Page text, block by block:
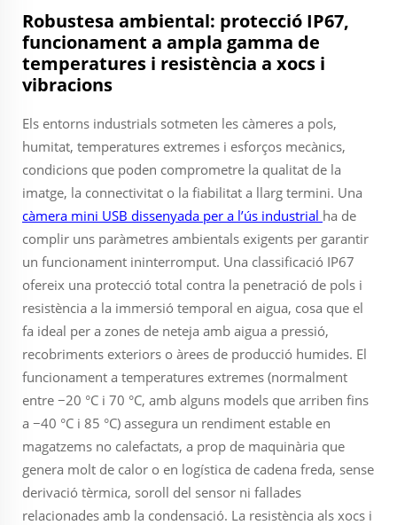
Robustesa ambiental: protecció IP67,
funcionament a ampla gamma de
temperatures i resistència a xocs i
vibracions
Els entorns industrials sotmeten les càmeres a pols,
humitat, temperatures extremes i esforços mecànics,
condicions que poden comprometre la qualitat de la
imatge, la connectivitat o la fiabilitat a llarg termini. Una
càmera mini USB dissenyada per a l’ús industrial ha de
complir uns paràmetres ambientals exigents per garantir
un funcionament ininterromput. Una classificació IP67
ofereix una protecció total contra la penetració de pols i
resistència a la immersió temporal en aigua, cosa que el
fa ideal per a zones de neteja amb aigua a pressió,
recobriments exteriors o àrees de producció humides. El
funcionament a temperatures extremes (normalment
entre −20 °C i 70 °C, amb alguns models que arriben fins
a −40 °C i 85 °C) assegura un rendiment estable en
magatzems no calefactats, a prop de maquinària que
genera molt de calor o en logística de cadena freda, sense
derivació tèrmica, soroll del sensor ni fallades
relacionades amb la condensació. La resistència als xocs i